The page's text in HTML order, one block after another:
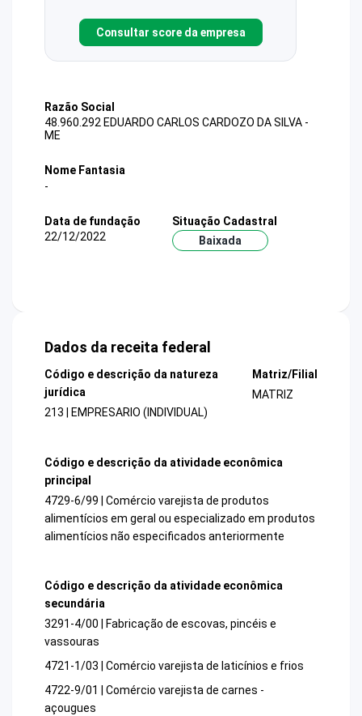
Consultar score da empresa
Razão Social
48.960.292 EDUARDO CARLOS CARDOZO DA SILVA -
ME
Nome Fantasia
-
Data de fundação
22/12/2022
Situação Cadastral
Baixada
Dados da receita federal
Código e descrição da natureza
jurídica
213 | EMPRESARIO (INDIVIDUAL)
Matriz/Filial
MATRIZ
Código e descrição da atividade econômica
principal
4729-6/99 | Comércio varejista de produtos
alimentícios em geral ou especializado em produtos
alimentícios não especificados anteriormente
Código e descrição da atividade econômica
secundária
3291-4/00 | Fabricação de escovas, pincéis e
vassouras
4721-1/03 | Comércio varejista de laticínios e frios
4722-9/01 | Comércio varejista de carnes -
açougues